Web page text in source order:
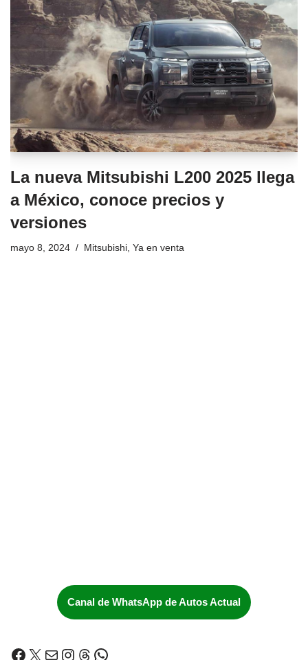
La nueva Mitsubishi L200 2025 llega
a México, conoce precios y
versiones
mayo 8, 2024 Mitsubishi Ya en venta
Canal de WhatsApp de Autos Actual